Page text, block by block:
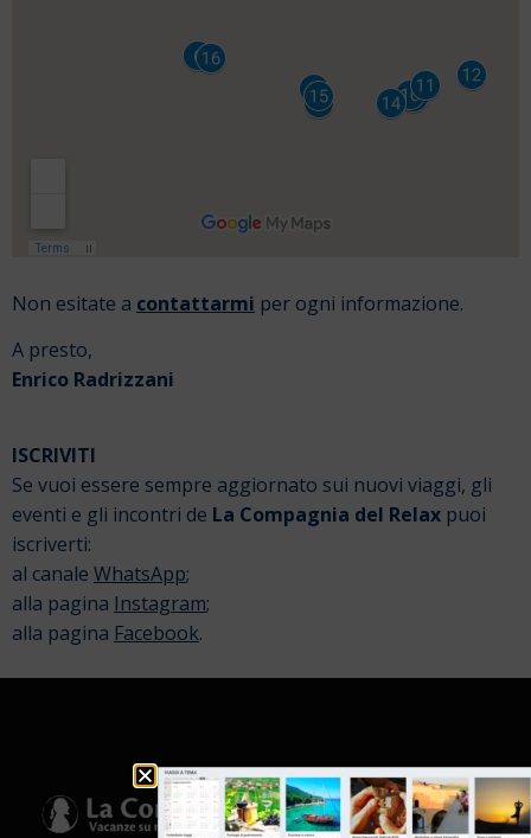
Non esitate a contattarmi per ogni informazione.
A presto,
Enrico Radrizzani
ISCRIVITI
Se vuoi essere sempre aggiornato sui nuovi viaggi, gli
eventi e gli incontri de La Compagnia del Relax puoi
iscriverti:
al canale WhatsApp;
alla pagina Instagram;
alla pagina Facebook.